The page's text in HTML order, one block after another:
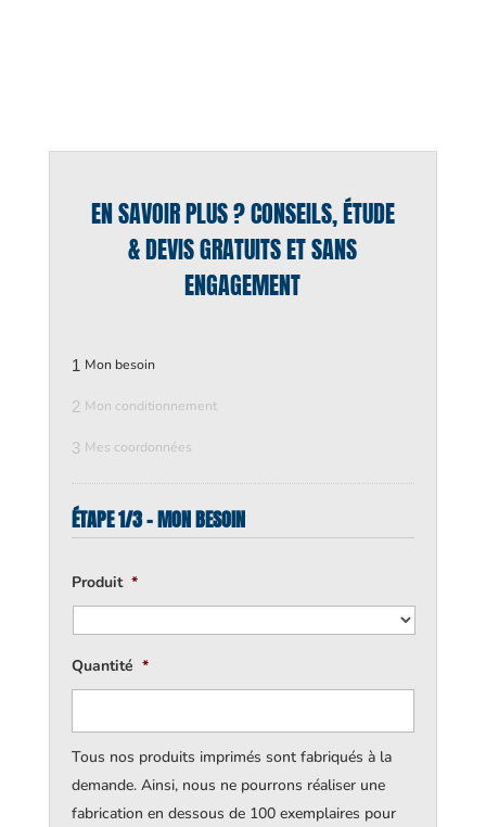
EN SAVOIR PLUS ? CONSEILS, ÉTUDE
& DEVIS GRATUITS ET SANS
ENGAGEMENT
1 Mon besoin
2 Mon conditionnement
3 Mes coordonnées
ÉTAPE 1/3 - MON BESOIN
Produit *
Quantité *
Tous nos produits imprimés sont fabriqués à la
demande. Ainsi, nous ne pourrons réaliser une
fabrication en dessous de 100 exemplaires pour